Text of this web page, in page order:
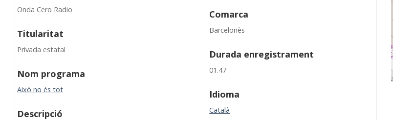
Onda Cero Radio
Titularitat
Privada estatal
Nom programa
Això no és tot
Descripció
Comarca
Barcelonès
Durada enregistrament
01.47
Idioma
Català